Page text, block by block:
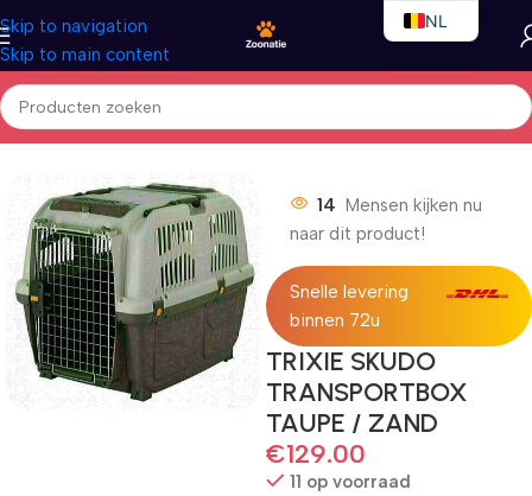
Skip to navigation
Skip to main content
Home/Honden/Vervoersbox
14 Mensen kijken nu
naar dit product!
Snelle levering
binnen 72u
TRIXIE SKUDO
TRANSPORTBOX
TAUPE / ZAND
€129.00
11 op voorraad
NL